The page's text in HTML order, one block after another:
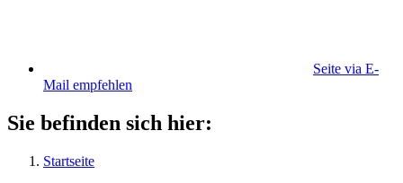
Seite via E-
Mail empfehlen
Sie befinden sich hier:
Startseite